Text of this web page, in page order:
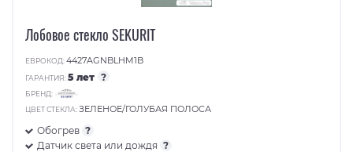
Лобовое стекло SEKURIT
ЕВРОКОД:4427AGNBLHM1B
ГАРАНТИЯ:5 лет ?
БРЕНД:
ЦВЕТ СТЕКЛА:ЗЕЛЕНОЕ/ГОЛУБАЯ ПОЛОСА
Обогрев ?
Датчик света или дождя ?